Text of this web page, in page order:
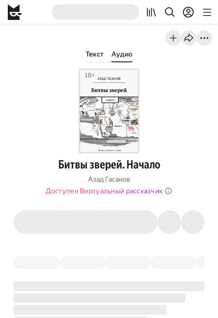
Текст Аудио
Битвы зверей. Начало
Азад Гасанов
Доступен Виртуальный рассказчик